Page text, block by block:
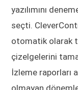
yazılımını
seçti.
otomatik olarak
çizelgelerini
İzleme raporları
olmayan